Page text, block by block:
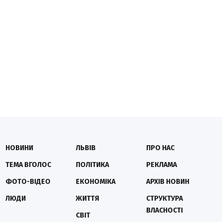
НОВИНИ
ТЕМА ВГОЛОС
ФОТО-ВІДЕО
ЛЮДИ
ЛЬВІВ
ПОЛІТИКА
ЕКОНОМІКА
ЖИТТЯ
СВІТ
ПРО НАС
РЕКЛАМА
АРХІВ НОВИН
СТРУКТУРА
ВЛАСНОСТІ